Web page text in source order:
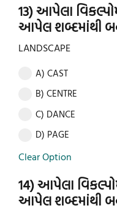
13) આપેલા
આપેલ શબ્દમાંથી
LANDSCAPE
A) CAST
B) CENTRE
C) DANCE
D) PAGE
Clear Option
14) આપેલા
આપેલ શબ્દમાંથી